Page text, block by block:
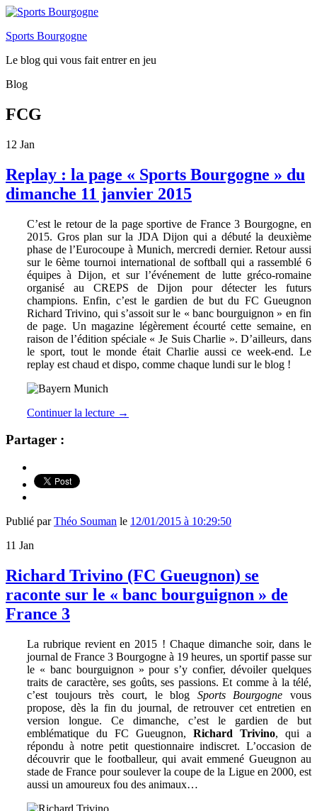
Sports Bourgogne
Le blog qui vous fait entrer en jeu
Blog
FCG
12 Jan
Replay : la page « Sports Bourgogne » du
dimanche 11 janvier 2015
C’est le retour de la page sportive de France 3 Bourgogne, en
2015. Gros plan sur la JDA Dijon qui a débuté la deuxième
phase de l’Eurocoupe à Munich, mercredi dernier. Retour aussi
sur le 6ème tournoi international de softball qui a rassemblé 6
équipes à Dijon, et sur l’événement de lutte gréco-romaine
organisé au CREPS de Dijon pour détecter les futurs
champions. Enfin, c’est le gardien de but du FC Gueugnon
Richard Trivino, qui s’assoit sur le « banc bourguignon » en fin
de page. Un magazine légèrement écourté cette semaine, en
raison de l’édition spéciale « Je Suis Charlie ». D’ailleurs, dans
le sport, tout le monde était Charlie aussi ce week-end. Le
replay est chaud et dispo, comme chaque lundi sur le blog !
Continuer la lecture →
Partager :
Publié parThéo Souman le 12/01/2015 à 10:29:50
11 Jan
Richard Trivino (FC Gueugnon) se
raconte sur le « banc bourguignon » de
France 3
La rubrique revient en 2015 ! Chaque dimanche soir, dans le
journal de France 3 Bourgogne à 19 heures, un sportif passe sur
le « banc bourguignon » pour s’y confier, dévoiler quelques
traits de caractère, ses goûts, ses passions. Et comme à la télé,
c’est toujours très court, le blog Sports Bourgogne vous
propose, dès la fin du journal, de retrouver cet entretien en
version longue. Ce dimanche, c’est le gardien de but
emblématique du FC Gueugnon, Richard Trivino, qui a
répondu à notre petit questionnaire indiscret. L’occasion de
découvrir que le footballeur, qui avait emmené Gueugnon au
stade de France pour soulever la coupe de la Ligue en 2000, est
aussi un amoureux fou des animaux…